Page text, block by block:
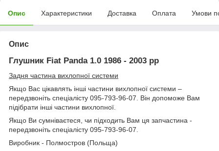
Опис Характеристики Доставка Оплата Умови
Опис
Глушник Fiat Panda 1.0 1986 - 2003 рр
Задня частина вихлопної системи
Якщо Вас цікавлять інші частини вихлопної системи –
передзвоніть спеціалісту 095-793-96-07. Він допоможе Вам
підібрати інші частини вихлопної.
Якщо Ви сумніваєтеся, чи підходить Вам ця запчастина -
передзвоніть спеціалісту 095-793-96-07.
Виробник - Полмостров (Польща)